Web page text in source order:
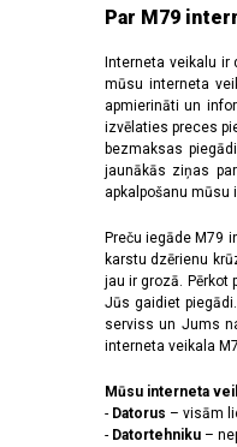
Par M79
Interneta veikalu
mūsu interneta
apmierināti un
izvēlaties preces
bezmaksas
jaunākās ziņas
apkalpošanu mūsu
Preču iegāde M79
karstu dzērienu
jau ir grozā.
Jūs gaidiet
serviss un Jums
interneta veikala
Mūsu interneta
- Datorus – visām
- Datortehniku –